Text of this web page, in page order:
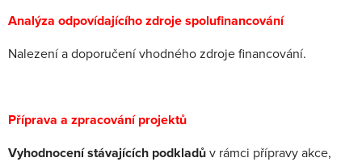
Analýza odpovídajícího zdroje spolufinancování
Nalezení a doporučení vhodného zdroje financování.
Příprava a zpracování projektů
Vyhodnocení stávajících podkladů v rámci přípravy akce,